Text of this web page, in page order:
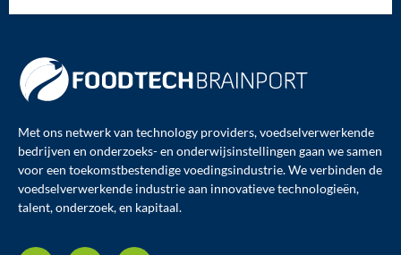
Met ons netwerk van technology providers, voedselverwerkende
bedrijven en onderzoeks- en onderwijsinstellingen gaan we samen
voor een toekomstbestendige voedingsindustrie. We verbinden de
voedselverwerkende industrie aan innovatieve technologieën,
talent, onderzoek, en kapitaal.